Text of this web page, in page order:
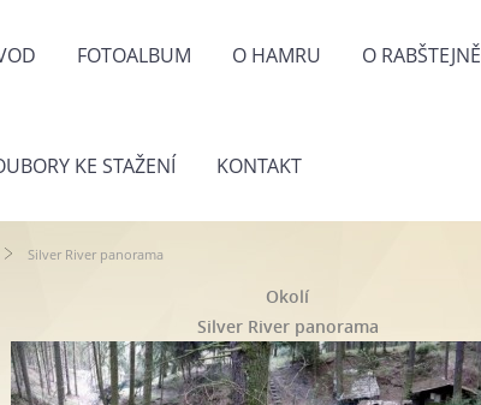
FOTOALBUM O HAMRU O RABŠTEJNĚ
KE STAŽENÍ KONTAKT
Silver River panorama
Okolí
Silver River panorama